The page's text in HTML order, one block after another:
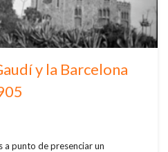
y la Barcelona
a punto de presenciar un